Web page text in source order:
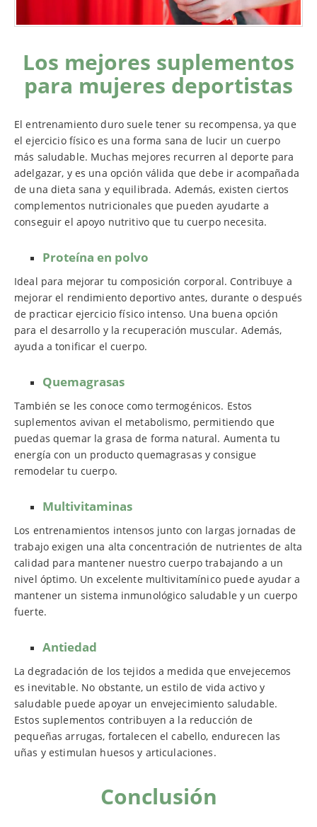
Los mejores suplementos
para mujeres deportistas
El entrenamiento duro suele tener su recompensa, ya que
el ejercicio físico es una forma sana de lucir un cuerpo
más saludable. Muchas mejores recurren al deporte para
adelgazar, y es una opción válida que debe ir acompañada
de una dieta sana y equilibrada. Además, existen ciertos
complementos nutricionales que pueden ayudarte a
conseguir el apoyo nutritivo que tu cuerpo necesita.
Proteína en polvo
Ideal para mejorar tu composición corporal. Contribuye a
mejorar el rendimiento deportivo antes, durante o después
de practicar ejercicio físico intenso. Una buena opción
para el desarrollo y la recuperación muscular. Además,
ayuda a tonificar el cuerpo.
Quemagrasas
También se les conoce como termogénicos. Estos
suplementos avivan el metabolismo, permitiendo que
puedas quemar la grasa de forma natural. Aumenta tu
energía con un producto quemagrasas y consigue
remodelar tu cuerpo.
Multivitaminas
Los entrenamientos intensos junto con largas jornadas de
trabajo exigen una alta concentración de nutrientes de alta
calidad para mantener nuestro cuerpo trabajando a un
nivel óptimo. Un excelente multivitamínico puede ayudar a
mantener un sistema inmunológico saludable y un cuerpo
fuerte.
Antiedad
La degradación de los tejidos a medida que envejecemos
es inevitable. No obstante, un estilo de vida activo y
saludable puede apoyar un envejecimiento saludable.
Estos suplementos contribuyen a la reducción de
pequeñas arrugas, fortalecen el cabello, endurecen las
uñas y estimulan huesos y articulaciones.
Conclusión